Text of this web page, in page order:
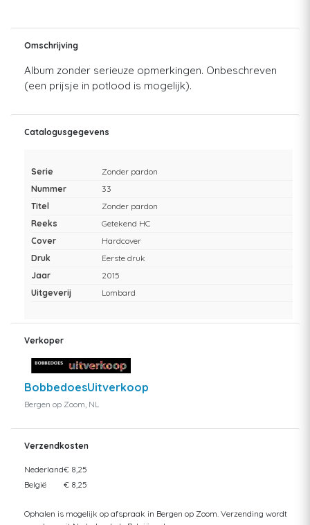
Omschrijving
Album zonder serieuze opmerkingen. Onbeschreven
(een prijsje in potlood is mogelijk).
Catalogusgegevens
Serie
Zonder pardon
Nummer
33
Titel
Zonder pardon
Reeks
Getekend HC
Cover
Hardcover
Druk
Eerste druk
Jaar
2015
Uitgeverij
Lombard
Verkoper
BobbedoesUitverkoop
Bergen op Zoom, NL
Verzendkosten
Nederland€ 8,25
België
€ 8,25
Ophalen is mogelijk op afspraak in Bergen op Zoom. Verzending wordt